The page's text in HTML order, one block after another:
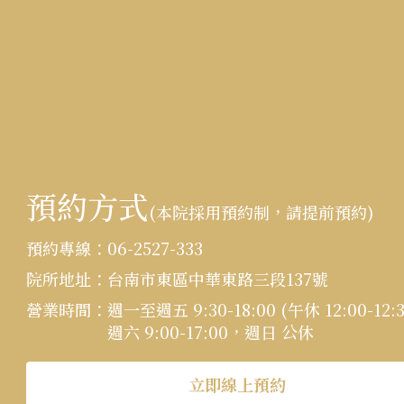
預約方式(本院採用預約制，請提前預約)
:::
預約專線： 06-2527-333
院所地址： 台南市東區中華東路三段137號
營業時間：週一至週五 9:30-18:00 (午休 12:00-
週六 9:00-17:00，週日 公休
立即線上預約